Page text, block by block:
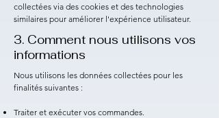
collectées via des cookies et des technologies
similaires pour améliorer l'expérience utilisateur.
3. Comment nous utilisons vos
informations
Nous utilisons les données collectées pour les
finalités suivantes :
Traiter et exécuter vos commandes.